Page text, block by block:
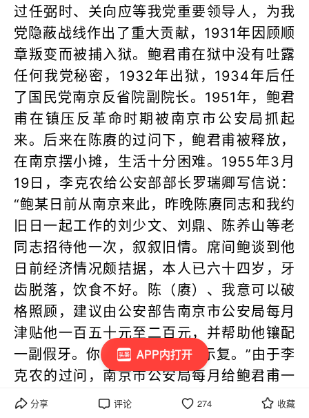
APP内打开
过任弼时、关向应等我党重要领导人，为我
党隐蔽战线作出了重大贡献，1931年因顾顺
章叛变而被捕入狱。鲍君甫在狱中没有吐露
任何我党秘密，1932年出狱，1934年后任
了国民党南京反省院副院长。1951年，鲍君
甫在镇压反革命时期被南京市公安局抓起
来。后来在陈赓的过问下，鲍君甫被释放，
在南京摆小摊，生活十分困难。1955年3月
19日，李克农给公安部部长罗瑞卿写信说：
“鲍某日前从南京来此，昨晚陈赓同志和我约
旧日一起工作的刘少文、刘鼎、陈养山等老
同志招待他一次，叙叙旧情。席间鲍谈到他
日前经济情况颇拮据，本人已六十四岁，牙
齿脱落，饮食不好。陈（赓）、我意可以破
格照顾，建议由公安部告南京市公安局每月
津贴他一百五十元至二百元，并帮助他镶配
一副假牙。你意如何？请考虑示复。”由于李
克农的过问，南京市公安局每月给鲍君甫一
百元生活补助，使他晚年生活有了着落。
分享 评论 274 收藏